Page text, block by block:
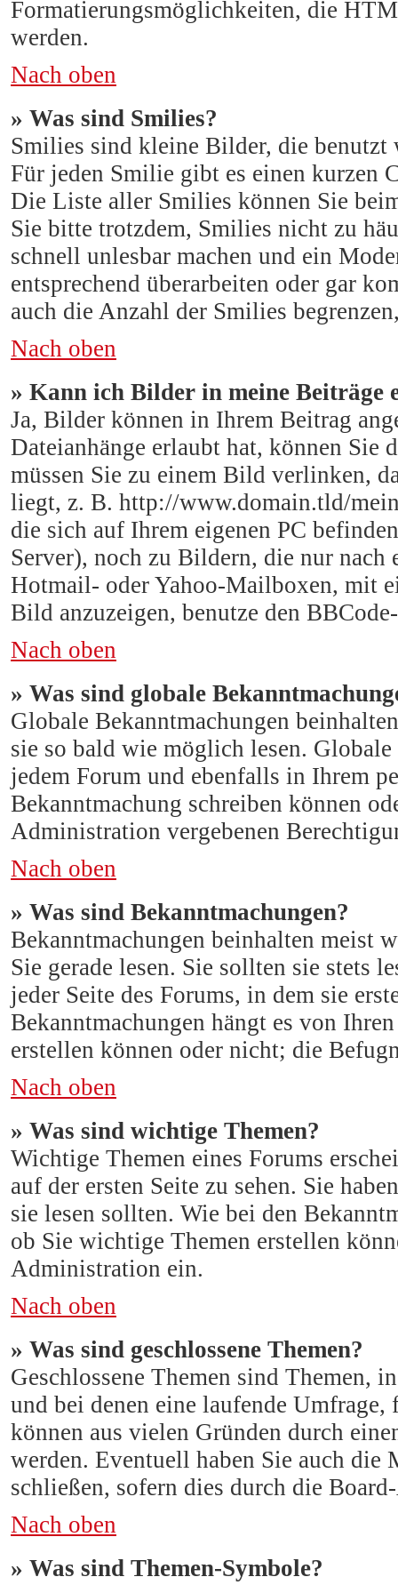
Formatierungsmöglichkeiten, die
werden.
Nach oben
» Was sind Smilies?
Smilies sind kleine Bilder, die benutzt
Für jeden Smilie gibt es einen kurzen
Die Liste aller Smilies können Sie
Sie bitte trotzdem, Smilies nicht zu
schnell unlesbar machen und ein
entsprechend überarbeiten oder gar
auch die Anzahl der Smilies
Nach oben
» Kann ich Bilder in meine Beiträge
Ja, Bilder können in Ihrem Beitrag
Dateianhänge erlaubt hat, können Sie
müssen Sie zu einem Bild verlinken,
liegt, z. B. http://www.domain.tld/
die sich auf Ihrem eigenen PC
Server), noch zu Bildern, die nur
Hotmail- oder Yahoo-Mailboxen, mit
Bild anzuzeigen, benutze den
Nach oben
» Was sind globale
Globale Bekanntmachungen
sie so bald wie möglich lesen.
jedem Forum und ebenfalls in Ihrem
Bekanntmachung schreiben können
Administration vergebenen
Nach oben
» Was sind Bekanntmachungen?
Bekanntmachungen beinhalten meist
Sie gerade lesen. Sie sollten sie stets
jeder Seite des Forums, in dem sie
Bekanntmachungen hängt es von
erstellen können oder nicht; die
Nach oben
» Was sind wichtige Themen?
Wichtige Themen eines Forums
auf der ersten Seite zu sehen. Sie
sie lesen sollten. Wie bei den
ob Sie wichtige Themen erstellen
Administration ein.
Nach oben
» Was sind geschlossene Themen?
Geschlossene Themen sind Themen,
und bei denen eine laufende
können aus vielen Gründen durch
werden. Eventuell haben Sie auch
schließen, sofern dies durch die
Nach oben
» Was sind Themen-Symbole?